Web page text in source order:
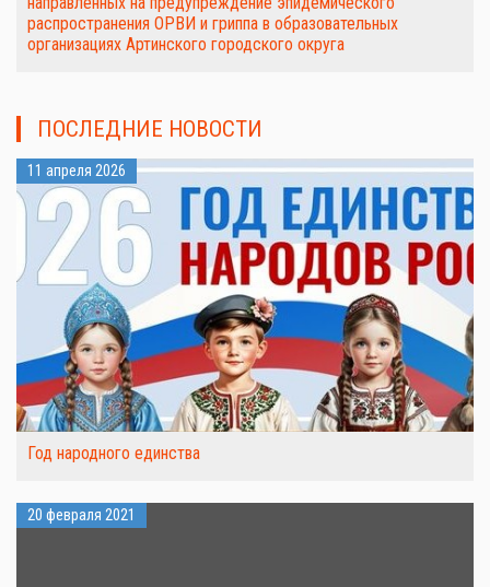
распространения ОРВИ и гриппа в образовательных
организациях Артинского городского округа
ПОСЛЕДНИЕ НОВОСТИ
11 апреля 2026
Год народного единства
20 февраля 2021